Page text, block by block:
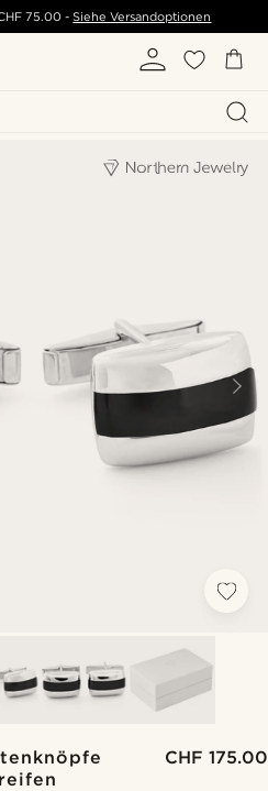
75.00 - Siehe Versandoptionen
CHF 175.00